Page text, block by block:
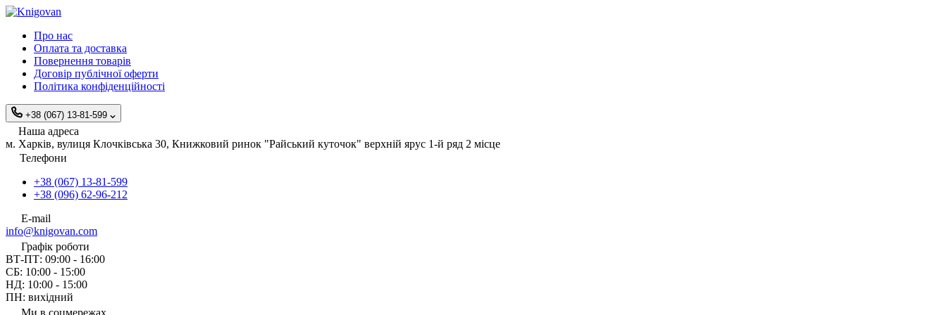
Про нас
Оплата та доставка
Повернення товарів
Договір публічної оферти
Політика конфіденційності
+38 (067) 13-81-599
Наша адреса
м. Харків, вулиця Клочківська 30, Книжковий ринок "Райський куточок" верхній ярус 1-й ряд 2 місце
Телефони
+38 (067) 13-81-599
+38 (096) 62-96-212
E-mail
info@knigovan.com
Графік роботи
ВТ-ПТ: 09:00 - 16:00
СБ: 10:00 - 15:00
НД: 10:00 - 15:00
ПН: вихідний
Ми в соцмережах